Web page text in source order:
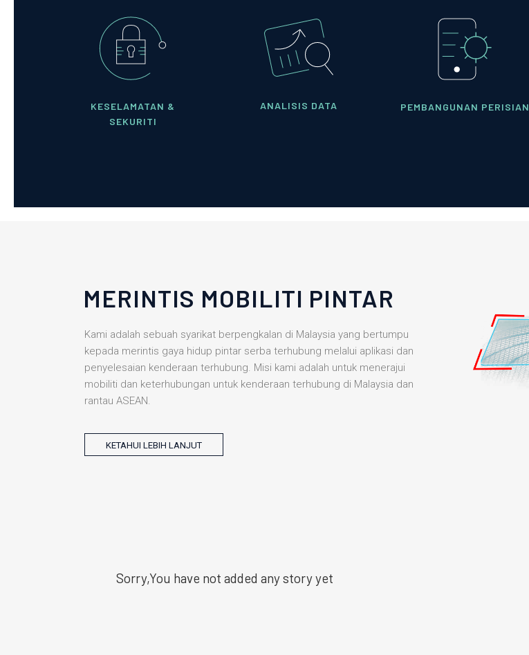
KESELAMATAN &
SEKURITI
ANALISIS DATA PEMBANGUNAN PERISIAN
MERINTIS MOBILITI PINTAR
Kami adalah sebuah syarikat berpengkalan di Malaysia yang bertumpu
kepada merintis gaya hidup pintar serba terhubung melalui aplikasi dan
penyelesaian kenderaan terhubung. Misi kami adalah untuk menerajui
mobiliti dan keterhubungan untuk kenderaan terhubung di Malaysia dan
rantau ASEAN.
KETAHUI LEBIH LANJUT
Sorry,You have not added any story yet